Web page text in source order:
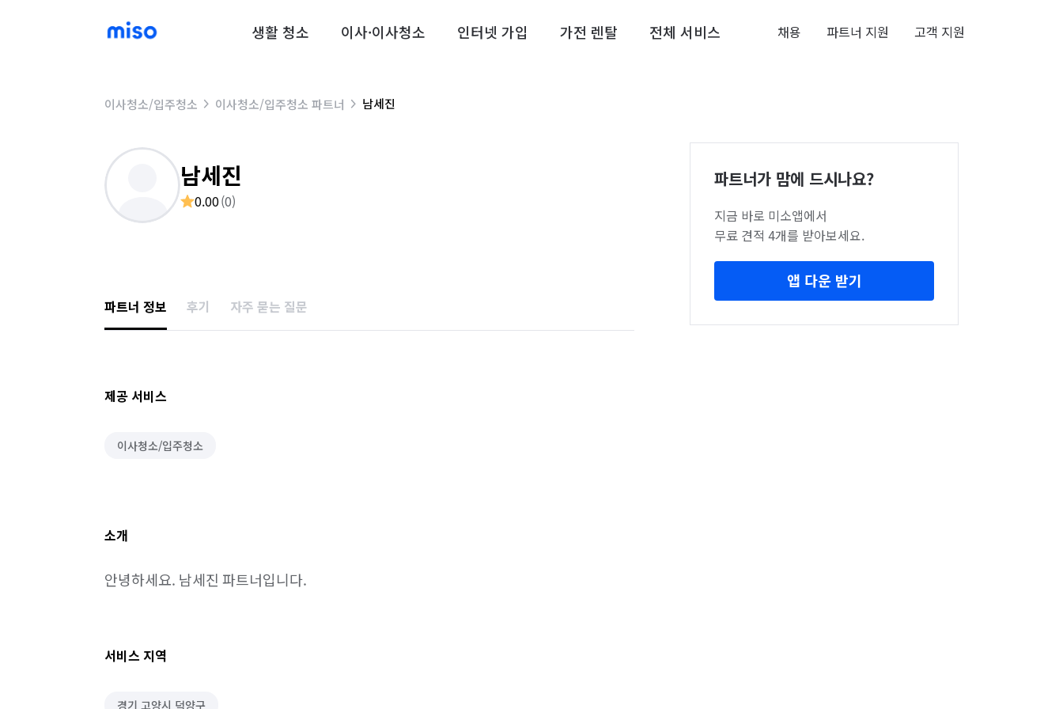
생활 청소 이사·이사청소 인터넷 가입 가전 렌탈 전체 서비스 채용 파트너 지원 고객 지원
이사청소/입주청소 이사청소/입주청소 파트너 남세진
남세진
0.00(0)
파트너 정보 후기 자주 묻는 질문
제공 서비스
이사청소/입주청소
소개
안녕하세요. 남세진 파트너입니다.
서비스 지역
경기 고양시 덕양구
파트너가 맘에 드시나요?
지금 바로 미소앱에서
무료 견적 4개를 받아보세요.
앱 다운 받기